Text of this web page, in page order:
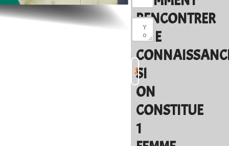
RENCONTRER
UNE
SI
ON
CONSTITUE
1